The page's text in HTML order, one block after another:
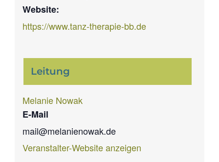
Website:
https://www.tanz-therapie-bb.de
Melanie Nowak
E-Mail
mail@melanienowak.de
Veranstalter-Website anzeigen